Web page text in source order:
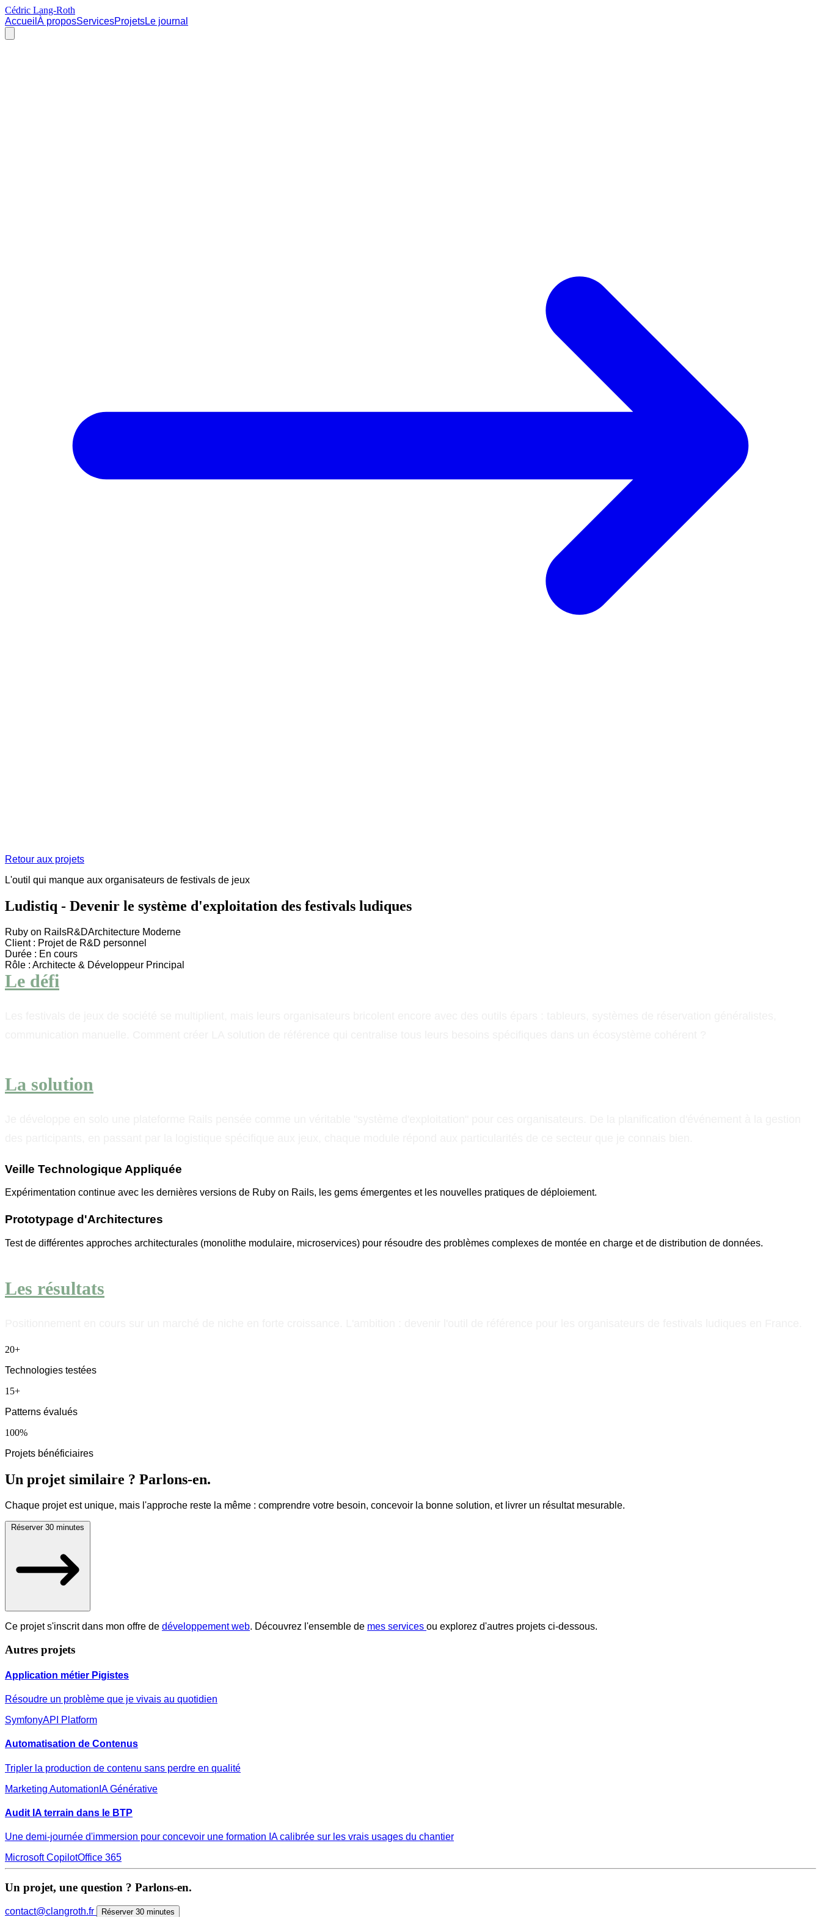
Cédric Lang-Roth
Accueil À proposServicesProjetsLe journal
Retour aux projets
L'outil qui manque aux organisateurs de festivals de jeux
Ludistiq - Devenir le système d'exploitation des festivals ludiques
Ruby on RailsR&DArchitecture Moderne
Client : Projet de R&D personnel
Durée : En cours
Rôle : Architecte & Développeur Principal
Le défi
La solution
Veille Technologique Appliquée
Expérimentation continue avec les dernières versions de Ruby on Rails, les gems émergentes et les nouvelles pratiques de déploiement.
Prototypage d'Architectures
Test de différentes approches architecturales (monolithe modulaire, microservices) pour résoudre des problèmes complexes de montée en charge et de distribution de données.
Les résultats
20+
Technologies testées
15+
Patterns évalués
100%
Projets bénéficiaires
Un projet similaire ? Parlons-en.
Chaque projet est unique, mais l'approche reste la même : comprendre votre besoin, concevoir la bonne solution, et livrer un résultat mesurable.
Ce projet s'inscrit dans mon offre de développement web. Découvrez l'ensemble de mes services ou explorez d'autres projets ci-dessous.
Autres projets
Application métier Pigistes
Résoudre un problème que je vivais au quotidien
SymfonyAPI Platform
Automatisation de Contenus
Tripler la production de contenu sans perdre en qualité
Marketing Automation IA Générative
Audit IA terrain dans le BTP
Une demi-journée d'immersion pour concevoir une formation IA calibrée sur les vrais usages du chantier
Microsoft CopilotOffice 365
Un projet, une question ? Parlons-en.
contact@clangroth.fr Réserver 30 minutes